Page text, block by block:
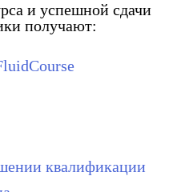
и успешной сдачи
получают:
квалификации